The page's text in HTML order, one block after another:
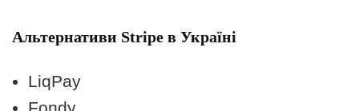
Альтернативи Stripe в Україні
LiqPay
Fondy